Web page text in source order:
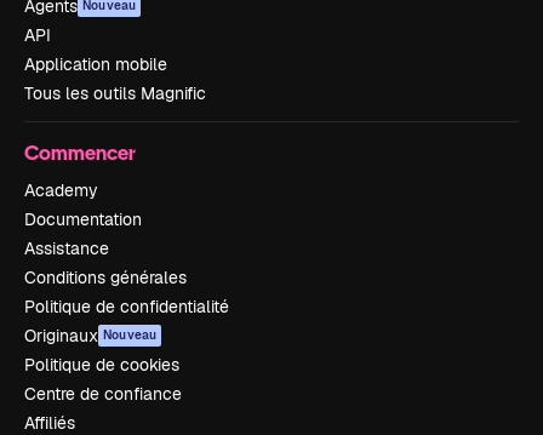
Agents Nouveau
API
Application mobile
Tous les outils Magnific
Commencer
Academy
Documentation
Assistance
Conditions générales
Politique de confidentialité
Originaux Nouveau
Politique de cookies
Centre de confiance
Affiliés